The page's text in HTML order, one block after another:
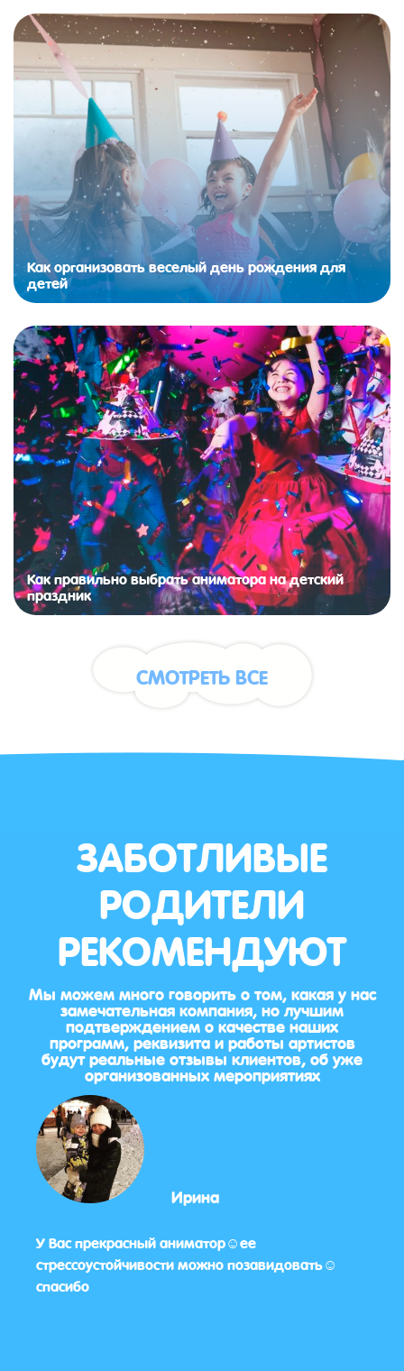
Как организовать веселый день рождения для
детей
Как правильно выбрать аниматора на детский
праздник
СМОТРЕТЬ ВСЕ
ЗАБОТЛИВЫЕ
РОДИТЕЛИ
РЕКОМЕНДУЮТ
Мы можем много говорить о том, какая у нас
замечательная компания, но лучшим
подтверждением о качестве наших
программ, реквизита и работы артистов
будут реальные отзывы клиентов, об уже
организованных мероприятиях
Ирина
У Вас прекрасный аниматор☺️ее
стрессоустойчивости можно позавидовать☺️
спасибо